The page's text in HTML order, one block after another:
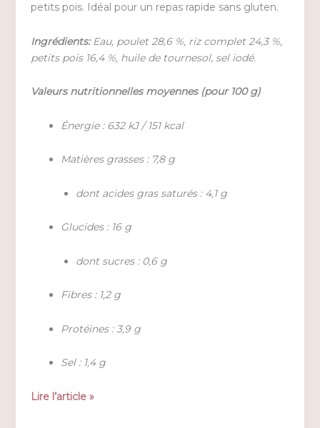
petits pois. Idéal pour un repas rapide sans gluten.
Ingrédients: Eau, poulet 28,6 %, riz complet 24,3 %,
petits pois 16,4 %, huile de tournesol, sel iodé.
Valeurs nutritionnelles moyennes (pour 100 g)
Énergie : 632 kJ / 151 kcal
Matières grasses : 7,8 g
dont acides gras saturés : 4,1 g
Glucides : 16 g
dont sucres : 0,6 g
Fibres : 1,2 g
Protéines : 3,9 g
Sel : 1,4 g
Bliss
Lire l’article »